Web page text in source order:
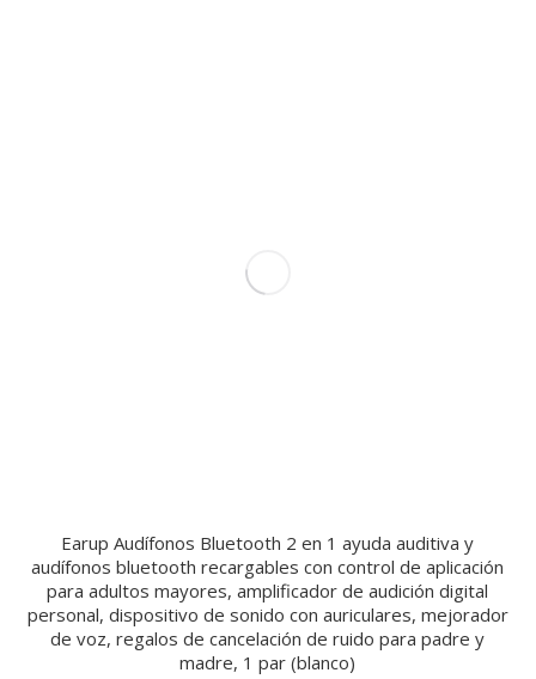
Earup Audífonos Bluetooth 2 en 1 ayuda auditiva y
audífonos bluetooth recargables con control de aplicación
para adultos mayores, amplificador de audición digital
personal, dispositivo de sonido con auriculares, mejorador
de voz, regalos de cancelación de ruido para padre y
madre, 1 par (blanco)